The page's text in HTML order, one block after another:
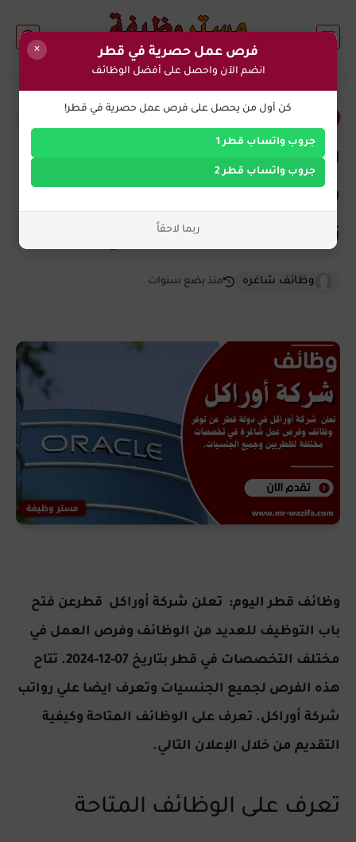
وظائف اليوم في قطر
وظائف شاغرة في شركة أوراكل
في قطر لجميع الجنسيات برواتب
تصل 22,500 ريال قطري
وظائف شاغره منذ بضع سنوات
وظائف قطر اليوم: تعلن شركة أوراكل قطرعن فتح
باب التوظيف للعديد من الوظائف وفرص العمل في
مختلف التخصصات
في قطر بتاريخ 07-12-2024. تتاح
هذه الفرص لجميع الجنسيات وتعرف ايضا علي رواتب
شركة أوراكل. تعرف على الوظائف المتاحة وكيفية
التقديم من خلال الإعلان التالي.
تعرف على الوظائف المتاحة
× فرص عمل حصرية في قطر
انضم الآن واحصل على أفضل الوظائف
كن أول من يحصل على فرص عمل حصرية في قطر!
جروب واتساب قطر 1
جروب واتساب قطر 2
ربما لاحقاً